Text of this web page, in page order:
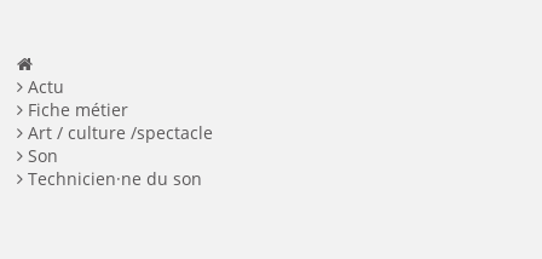
Actu
Fiche métier
Art / culture /spectacle
Son
Technicien·ne du son